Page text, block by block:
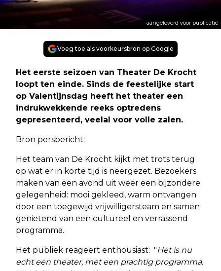
aangeleverd voor publicatie
Voeg toe als voorkeursbron op Google
Het eerste seizoen van Theater De Krocht
loopt ten einde. Sinds de feestelijke start
op Valentijnsdag heeft het theater een
indrukwekkende reeks optredens
gepresenteerd, veelal voor volle zalen.
Bron persbericht:
Het team van De Krocht kijkt met trots terug
op wat er in korte tijd is neergezet. Bezoekers
maken van een avond uit weer een bijzondere
gelegenheid: mooi gekleed, warm ontvangen
door een toegewijd vrijwilligersteam en samen
genietend van een cultureel en verrassend
programma.
Het publiek reageert enthousiast: "Het is nu
echt een theater, met een prachtig programma.